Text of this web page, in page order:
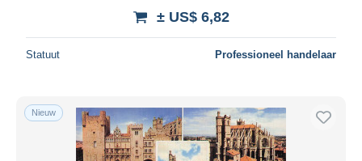
± US$ 6,82
Statuut Professioneel handelaar
Nieuw